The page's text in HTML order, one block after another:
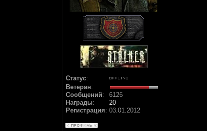
Статус:
Ветеран:
Сообщений:
6126
Награды:
20
Регистрация: 03.01.2012